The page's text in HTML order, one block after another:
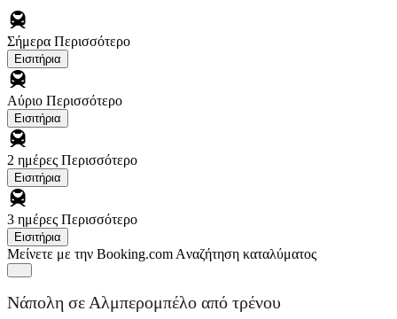
Σήμερα Περισσότερο
Εισιτήρια
Αύριο Περισσότερο
Εισιτήρια
2 ημέρες Περισσότερο
Εισιτήρια
3 ημέρες Περισσότερο
Εισιτήρια
Μείνετε με την Booking.com Aναζήτηση καταλύματος
Νάπολη σε Αλμπερομπέλο από τρένου